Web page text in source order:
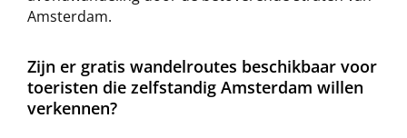
Amsterdam.
Zijn er gratis wandelroutes beschikbaar voor
toeristen die zelfstandig Amsterdam willen
verkennen?